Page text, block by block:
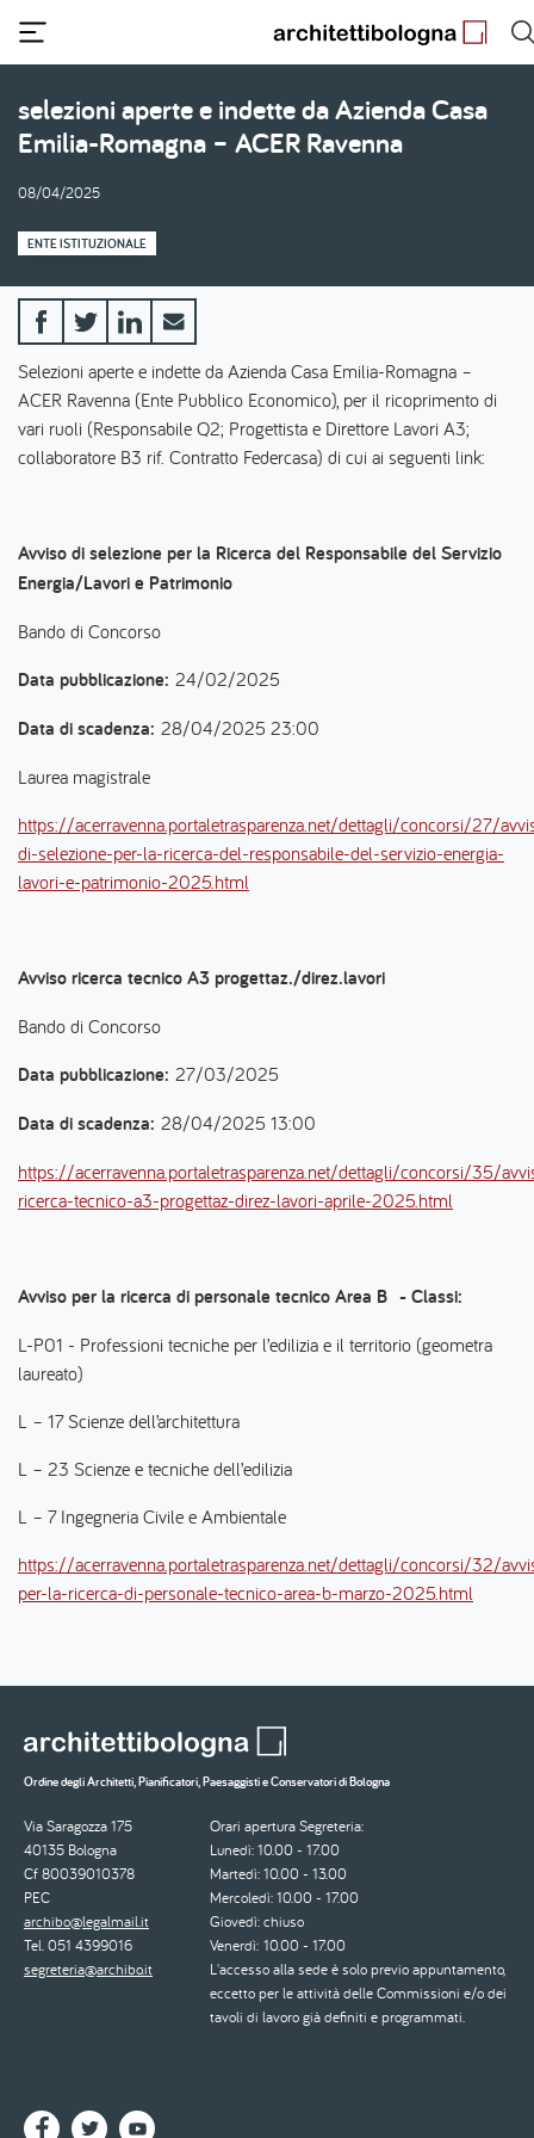
contenuto
principale
selezioni aperte e indette da Azienda Casa
Emilia-Romagna – ACER Ravenna
08/04/2025
ENTE ISTITUZIONALE
Selezioni aperte e indette da Azienda Casa Emilia-Romagna –
ACER Ravenna (Ente Pubblico Economico), per il ricoprimento di
vari ruoli (Responsabile Q2; Progettista e Direttore Lavori A3;
collaboratore B3 rif. Contratto Federcasa) di cui ai seguenti link:
Avviso di selezione per la Ricerca del Responsabile del Servizio
Energia/Lavori e Patrimonio
Bando di Concorso
Data pubblicazione: 24/02/2025
Data di scadenza: 28/04/2025 23:00
Laurea magistrale
https://acerravenna.portaletrasparenza.net/dettagli/concorsi/27/
di-selezione-per-la-ricerca-del-responsabile-del-servizio-energia-
lavori-e-patrimonio-2025.html
Avviso ricerca tecnico A3 progettaz./direz.lavori
Bando di Concorso
Data pubblicazione: 27/03/2025
Data di scadenza: 28/04/2025 13:00
https://acerravenna.portaletrasparenza.net/dettagli/concorsi/35/
ricerca-tecnico-a3-progettaz-direz-lavori-aprile-2025.html
Avviso per la ricerca di personale tecnico Area B - Classi:
L-P01 - Professioni tecniche per l’edilizia e il territorio (geometra
laureato)
L – 17 Scienze dell’architettura
L – 23 Scienze e tecniche dell’edilizia
L – 7 Ingegneria Civile e Ambientale
https://acerravenna.portaletrasparenza.net/dettagli/concorsi/32/
per-la-ricerca-di-personale-tecnico-area-b-marzo-2025.html
Ordine degli Architetti, Pianificatori, Paesaggisti e Conservatori di Bologna
Via Saragozza 175
40135 Bologna
Cf 80039010378
PEC
archibo@legalmail.it
Tel. 051 4399016
segreteria@archibo.it
Orari apertura Segreteria:
Lunedì: 10.00 - 17.00
Martedì: 10.00 - 13.00
Mercoledì: 10.00 - 17.00
Giovedì: chiuso
Venerdì: 10.00 - 17.00
L'accesso alla sede è solo previo appuntamento,
eccetto per le attività delle Commissioni e/o dei
tavoli di lavoro già definiti e programmati.